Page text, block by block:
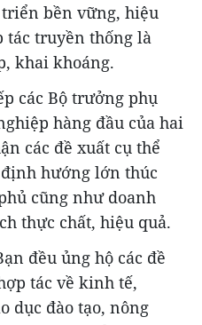
bền vững, hiệu
truyền thống là
khai khoáng.
các Bộ trưởng phụ
hàng đầu của hai
các đề xuất cụ thể
hướng lớn thúc
cũng như doanh
thực chất, hiệu quả.
đều ủng hộ các đề
tác về kinh tế,
dục đào tạo, nông